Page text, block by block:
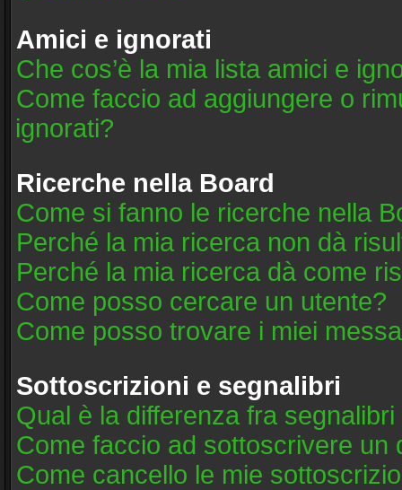
Amici e ignorati
Che cos’è la mia lista amici e
Come faccio ad aggiungere o
ignorati?
Ricerche nella Board
Come si fanno le ricerche nella
Perché la mia ricerca non dà
Perché la mia ricerca dà come
Come posso cercare un utente?
Come posso trovare i miei
Sottoscrizioni e segnalibri
Qual è la differenza fra
Come faccio ad sottoscrivere un
Come cancello le mie